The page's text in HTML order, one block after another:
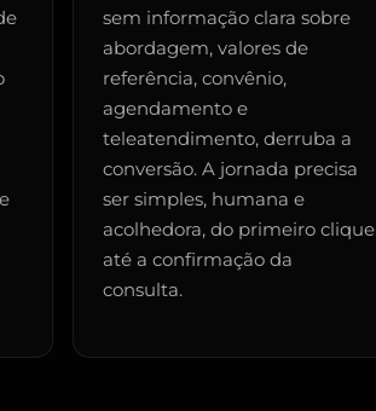
sem informação clara sobre
abordagem, valores de
referência, convênio,
agendamento e
teleatendimento, derruba a
conversão. A jornada precisa
ser simples, humana e
acolhedora, do primeiro clique
até a confirmação da
consulta.